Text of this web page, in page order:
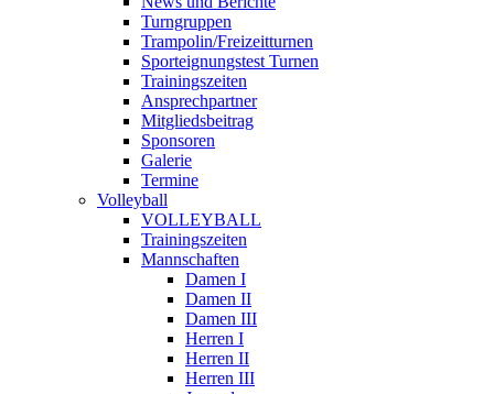
Turngruppen
Trampolin/Freizeitturnen
Sporteignungstest Turnen
Trainingszeiten
Ansprechpartner
Mitgliedsbeitrag
Sponsoren
Galerie
Termine
Volleyball
VOLLEYBALL
Trainingszeiten
Mannschaften
Damen I
Damen II
Damen III
Herren I
Herren II
Herren III